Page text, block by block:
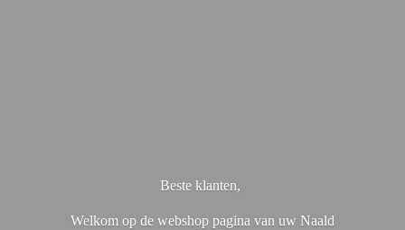
Beste klanten,
Welkom op de webshop pagina van uw Naald